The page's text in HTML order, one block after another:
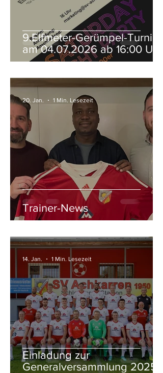
9.Elfmeter-Gerümpel-Turnier
am 04.07.2026 ab 16:00 Uhr
Trainer-News
20. Jan. 1 Min. Lesezeit
Einladung zur
Generalversammlung 2025
14. Jan. 1 Min. Lesezeit